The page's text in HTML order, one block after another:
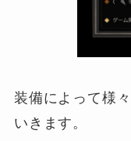
装備によって様
いきます。